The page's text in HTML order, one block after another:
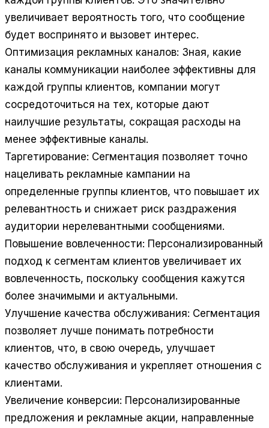
увеличивает вероятность того, что сообщение
будет воспринято и вызовет интерес.
Оптимизация рекламных каналов: Зная, какие
каналы коммуникации наиболее эффективны для
каждой группы клиентов, компании могут
сосредоточиться на тех, которые дают
наилучшие результаты, сокращая расходы на
менее эффективные каналы.
Таргетирование: Сегментация позволяет точно
нацеливать рекламные кампании на
определенные группы клиентов, что повышает их
релевантность и снижает риск раздражения
аудитории нерелевантными сообщениями.
Повышение вовлеченности: Персонализированный
подход к сегментам клиентов увеличивает их
вовлеченность, поскольку сообщения кажутся
более значимыми и актуальными.
Улучшение качества обслуживания: Сегментация
позволяет лучше понимать потребности
клиентов, что, в свою очередь, улучшает
качество обслуживания и укрепляет отношения с
клиентами.
Увеличение конверсии: Персонализированные
предложения и рекламные акции, направленные